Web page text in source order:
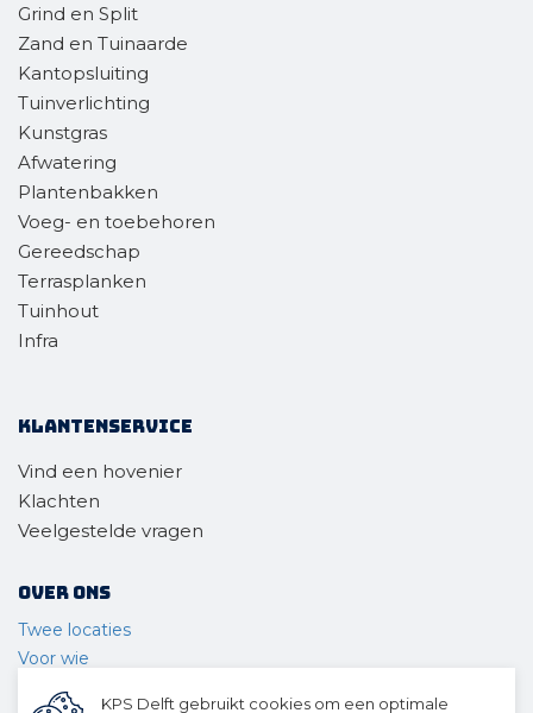
Grind en Split
Zand en Tuinaarde
Kantopsluiting
Tuinverlichting
Kunstgras
Afwatering
Plantenbakken
Voeg- en toebehoren
Gereedschap
Terrasplanken
Tuinhout
Infra
Klantenservice
Vind een hovenier
Klachten
Veelgestelde vragen
Over ons
Twee locaties
Voor wie
Ons materieel
KPS Delft gebruikt cookies om een optimale